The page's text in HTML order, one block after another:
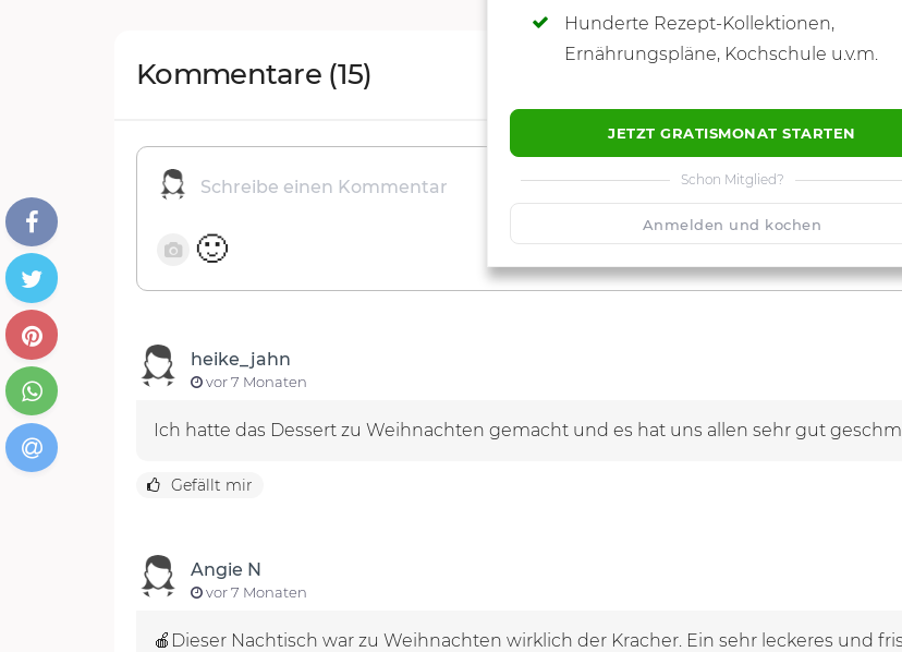
Hunderte Rezept-Kollektionen,
Ernährungspläne, Kochschule u.v.m.
JETZT GRATISMONAT STARTEN
Schon Mitglied?
Anmelden und kochen
Kommentare (15)
🙂
heike_jahn
vor 7 Monaten
Ich hatte das Dessert zu Weihnachten gemacht und es hat uns allen sehr gut
Gefällt mir
Angie N
vor 7 Monaten
🍎Dieser Nachtisch war zu Weihnachten wirklich der Kracher. Ein sehr leckeres und